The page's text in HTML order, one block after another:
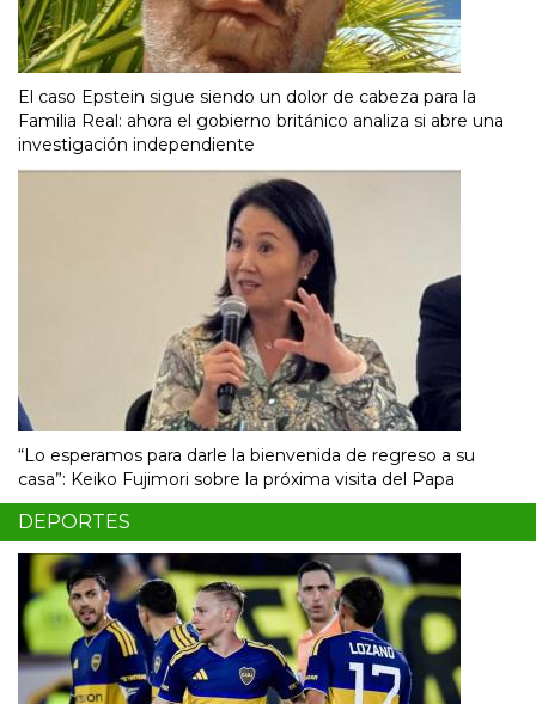
El caso Epstein sigue siendo un dolor de cabeza para la
Familia Real: ahora el gobierno británico analiza si abre una
investigación independiente
“Lo esperamos para darle la bienvenida de regreso a su
casa”: Keiko Fujimori sobre la próxima visita del Papa
DEPORTES